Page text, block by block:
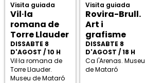
Visita guiada
Vil·la
romana de
Torre Llauder
DISSABTE 8
D'AGOST / 10 H
Vil·la romana de
Torre Llauder.
Museu de Mataró
Visita guiada
Rovira-Brull.
Art i
grafisme
DISSABTE 8
D'AGOST / 18 H
Ca l'Arenas. Museu
de Mataró